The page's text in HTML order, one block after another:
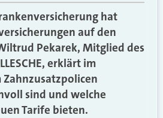
hat
auf den
Pekarek, Mitglied des
erklärt im
sind und welche
Tarife bieten.